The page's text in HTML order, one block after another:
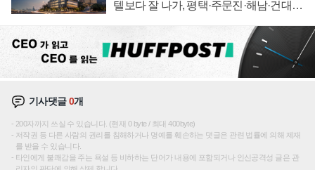
텔보다 잘 나가, 평택·주문진·해남·건대로
기사댓글0개
200자까지 쓰실 수 있습니다. (현재 0 byte / 최대 400byte)
저작권 등 다른 사람의 권리를 침해하거나 명예를 훼손하는 댓글은 관련 법률에 의해 제재
를 받을 수 있습니다.
타인에게 불쾌감을 주는 욕설 등 비하하는 단어가 내용에 포함되거나 인신공격성 글은 관